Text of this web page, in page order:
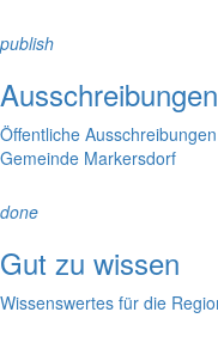
publish
Ausschreibungen
Öffentliche
Gemeinde Markersdorf
done
Gut zu wissen
Wissenswertes für die